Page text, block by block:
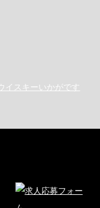
スキーいかがです